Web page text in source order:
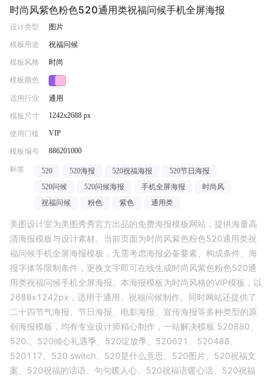
时尚风紫色粉色520通用类祝福问候手机全屏海报
设计类型 图片
模板用途 祝福问候
模板风格 时尚
模板颜色
适用行业 通用
模板尺寸 1242x2688 px
使用门槛 VIP
模板编号 886201000
标签 520 520海报 520祝福海报
520节日海报
520问候
520问候海报 手机全屏海报
时尚风
祝福问候
粉色 紫色 通用类
美图设计室为美图秀秀官方出品的免费海报模板网站，提供海量高
清海报模板与设计素材。当前页面为时尚风紫色粉色520通用类祝
福问候手机全屏海报模板，无需考虑海报必备要素、构成条件、海
报字体等限制条件，更换文字即可在线生成时尚风紫色粉色520通
用类祝福问候手机全屏海报。本海报模板为时尚 风格的VIP模板，以
2688x1242px，适用于通用 祝福问候制作。同时网站还提供了
二十四节气海报、节日海报、电影海报、宣传海报等多种类型的原
创海报模板，均有专业设计师精心制作，一站解决模板 520880、
520.、 520倾心礼遇季、 520绽放季、 520621、 520488、
520117、 520 switch、 520是什么意思、 520图片、 520祝福文
案、 520祝福的话语、 句句暖人心、 520祝福语暖心话、 520祝福